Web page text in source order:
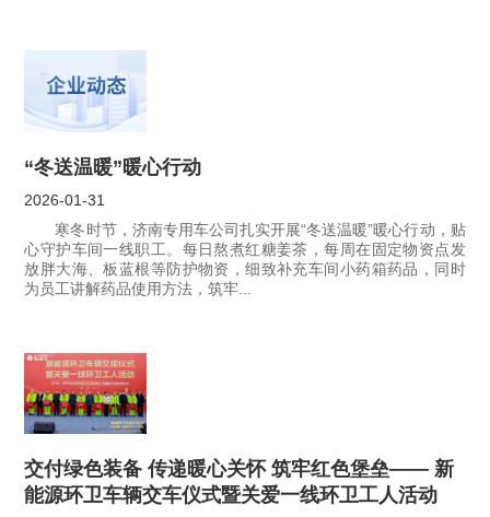
“冬送温暖”暖心行动
2026-01-31
寒冬时节，济南专用车公司扎实开展“冬送温暖”暖心行动，贴
心守护车间一线职工。每日熬煮红糖姜茶，每周在固定物资点发
放胖大海、板蓝根等防护物资，细致补充车间小药箱药品，同时
为员工讲解药品使用方法，筑牢...
交付绿色装备 传递暖心关怀 筑牢红色堡垒—— 新
能源环卫车辆交车仪式暨关爱一线环卫工人活动